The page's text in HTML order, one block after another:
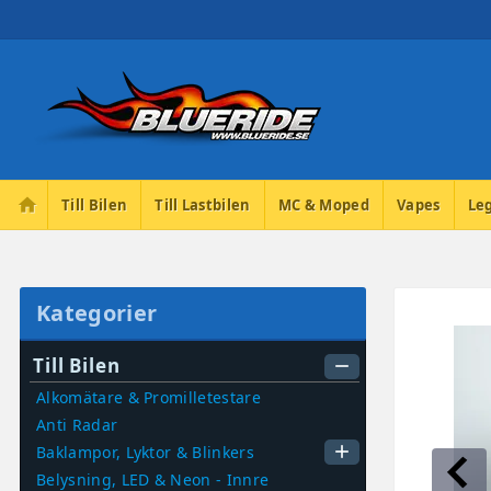
home Till Bilen Till Lastbilen MC & Moped Vapes
Kategorier
Till Bilen remove
Alkomätare & Promilletestare
Anti Radar
Baklampor, Lyktor & Blinkers
add
Belysning, LED & Neon - Innre